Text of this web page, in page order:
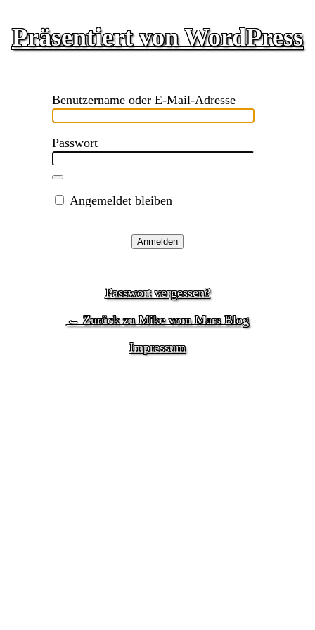
Präsentiert von WordPress
Benutzername oder E-Mail-Adresse
Passwort
Angemeldet bleiben
Passwort vergessen?
← Zurück zu Mike vom Mars Blog
Impressum